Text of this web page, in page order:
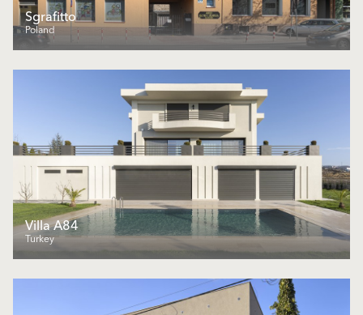
Sgrafitto
Poland
Villa A84
Turkey